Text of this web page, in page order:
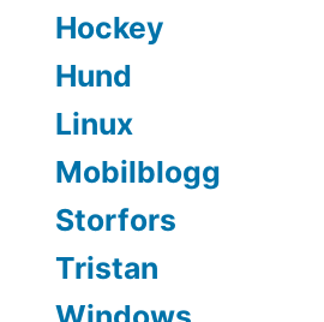
Hockey
Hund
Linux
Mobilblogg
Storfors
Tristan